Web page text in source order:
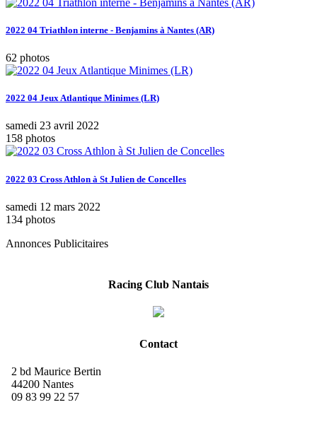
2022 04 Triathlon interne - Benjamins à Nantes (AR)
62 photos
2022 04 Jeux Atlantique Minimes (LR)
samedi 23 avril 2022
158 photos
2022 03 Cross Athlon à St Julien de Concelles
samedi 12 mars 2022
134 photos
Annonces Publicitaires
Racing Club Nantais
Contact
2 bd Maurice Bertin
44200 Nantes
09 83 99 22 57